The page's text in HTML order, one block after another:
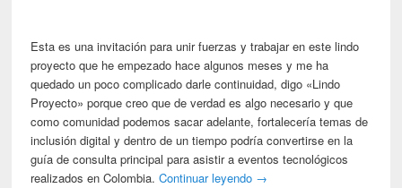
Esta es una invitación para unir fuerzas y trabajar en este lindo
proyecto que he empezado hace algunos meses y me ha
quedado un poco complicado darle continuidad, digo «Lindo
Proyecto» porque creo que de verdad es algo necesario y que
como comunidad podemos sacar adelante, fortalecería temas de
inclusión digital y dentro de un tiempo podría convertirse en la
guía de consulta principal para asistir a eventos tecnológicos
realizados en Colombia.Continuar leyendo →